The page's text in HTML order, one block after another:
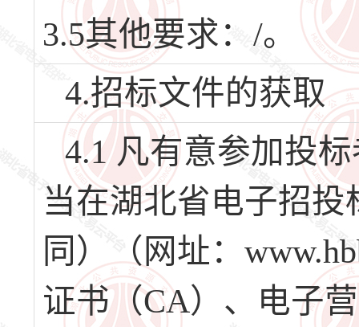
3.5其他要求：/。
4.招标文件的获取
4.1 凡有意参加投
当在湖北省电子招
同）（网址：
证书（CA）、电子